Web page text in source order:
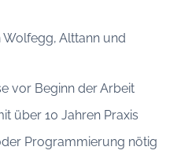
Wolfegg, Alttann und
vor Beginn der Arbeit
über 10 Jahren Praxis
Programmierung nötig